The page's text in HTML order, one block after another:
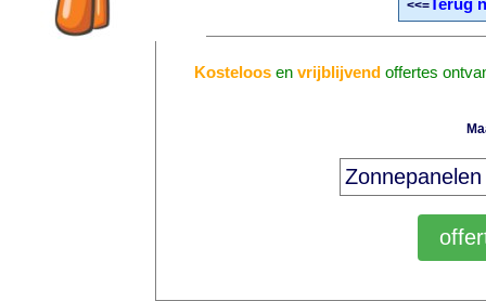
<<=Terug
Kosteloos envrijblijvend offertes